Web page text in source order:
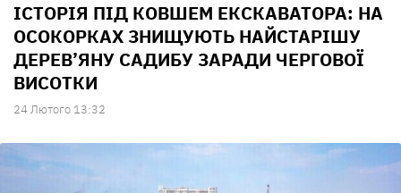
ІСТОРІЯ ПІД КОВШЕМ ЕКСКАВАТОРА: НА
ОСОКОРКАХ ЗНИЩУЮТЬ НАЙСТАРІШУ
ДЕРЕВ’ЯНУ САДИБУ ЗАРАДИ ЧЕРГОВОЇ
ВИСОТКИ
24 Лютого 13:32